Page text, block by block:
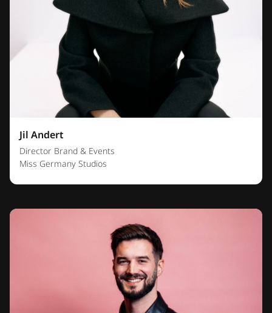
Jil Andert
Director Brand & Events
Miss Germany Studios